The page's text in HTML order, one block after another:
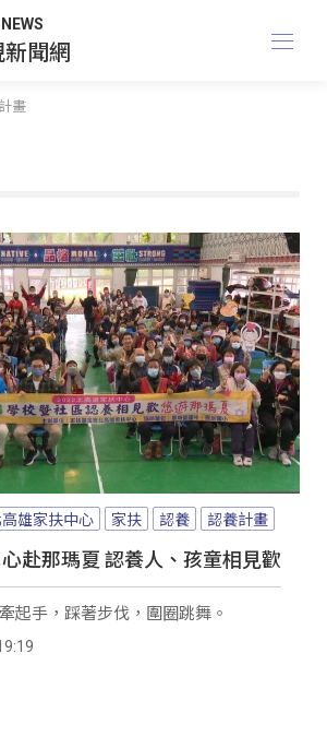
聞網
畫
雄家扶中心 家扶 認養 認養計畫
赴那瑪夏 認養人、孩童相見歡
起手，踩著步伐，圍圈跳舞。